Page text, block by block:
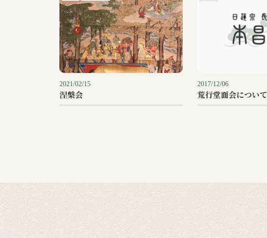
2021/02/15
涅槃会
2017/12/06
荒行堂面会について